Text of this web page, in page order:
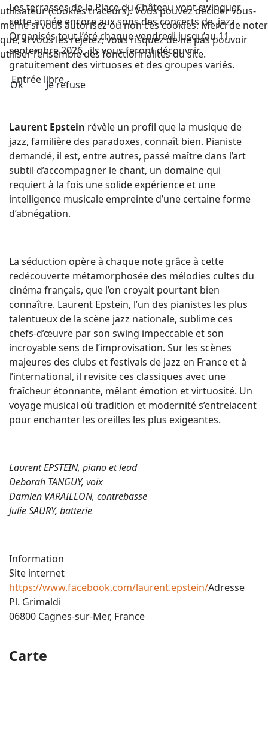
Les terrasses de la Place du Château vont swinguer
cette année encore aux sons des concerts de jazz.
Organisés tout l’été chaque vendredi jusqu’au 11
septembre 2026, ils vous feront découvrir
gratuitement des virtuoses et des groupes variés.
Entrée libre.
Laurent Epstein révèle un profil que la musique de
jazz, familière des paradoxes, connaît bien. Pianiste
demandé, il est, entre autres, passé maître dans l’art
subtil d’accompagner le chant, un domaine qui
requiert à la fois une solide expérience et une
intelligence musicale empreinte d’une certaine forme
d’abnégation.
La séduction opère à chaque note grâce à cette
redécouverte métamorphosée des mélodies cultes du
cinéma français, que l’on croyait pourtant bien
connaître. Laurent Epstein, l’un des pianistes les plus
talentueux de la scène jazz nationale, sublime ces
chefs-d’œuvre par son swing impeccable et son
incroyable sens de l’improvisation. Sur les scènes
majeures des clubs et festivals de jazz en France et à
l’international, il revisite ces classiques avec une
fraîcheur étonnante, mêlant émotion et virtuosité. Un
voyage musical où tradition et modernité s’entrelacent
pour enchanter les oreilles les plus exigeantes.
Laurent EPSTEIN, piano et lead
Deborah TANGUY, voix
Damien VARAILLON, contrebasse
Julie SAURY, batterie
Information
Site internet
https://www.facebook.com/laurent.epstein/Adresse
Pl. Grimaldi
06800 Cagnes-sur-Mer, France
Carte
utilisateur (cookies traceurs). Vous pouvez décider vous-
même si vous autorisez ou non ces cookies. Merci de noter
que, si vous les rejetez, vous risquez de ne pas pouvoir
utiliser l’ensemble des fonctionnalités du site.
Ok Je refuse